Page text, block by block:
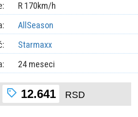
R 170km/h
AllSeason
Starmaxx
24 meseci
12.641 RSD